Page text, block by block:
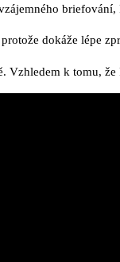
protože dokáže lépe
Vzhledem k tomu,